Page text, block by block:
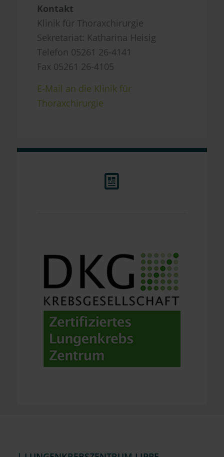
Kontakt
Klinik für Thoraxchirurgie
Sekretariat: Katharina Heisig
Telefon 05261 26-4141
Fax 05261 26-4105
E-Mail an die Klinik für
Thoraxchirurgie